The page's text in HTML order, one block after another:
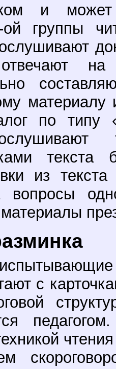
и может
группы
материалу
по типу
текста
из
вопросы
с